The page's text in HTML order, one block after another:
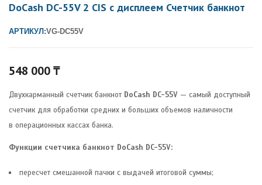
DoCash DC-55V 2 CIS с дисплеем Счетчик банкнот
АРТИКУЛ:VG-DC55V
548 000₸
Двухкарманный счетчик банкнот DoCash DC-55V — самый доступный
счетчик для обработки средних и больших объемов наличности
в операционных кассах банка.
Функции счетчика банкнот DoCash DC-55V:
пересчет смешанной пачки с выдачей итоговой суммы;